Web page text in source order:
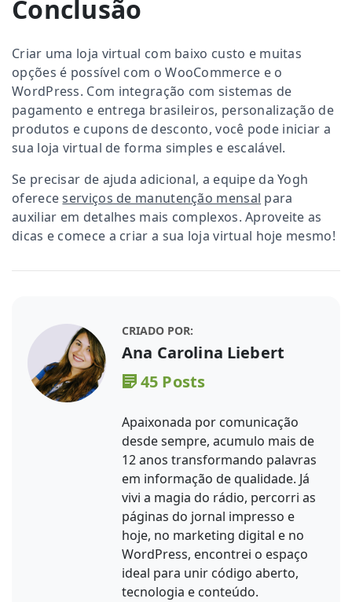
Conclusão
Criar uma loja virtual com baixo custo e muitas
opções é possível com o WooCommerce e o
WordPress. Com integração com sistemas de
pagamento e entrega brasileiros, personalização de
produtos e cupons de desconto, você pode iniciar a
sua loja virtual de forma simples e escalável.
Se precisar de ajuda adicional, a equipe da Yogh
ofereceserviços de manutenção mensal para
auxiliar em detalhes mais complexos. Aproveite as
dicas e comece a criar a sua loja virtual hoje mesmo!
CRIADO POR:
Ana Carolina Liebert
45 Posts
Apaixonada por comunicação
desde sempre, acumulo mais de
12 anos transformando palavras
em informação de qualidade. Já
vivi a magia do rádio, percorri as
páginas do jornal impresso e
hoje, no marketing digital e no
WordPress, encontrei o espaço
ideal para unir código aberto,
tecnologia e conteúdo.